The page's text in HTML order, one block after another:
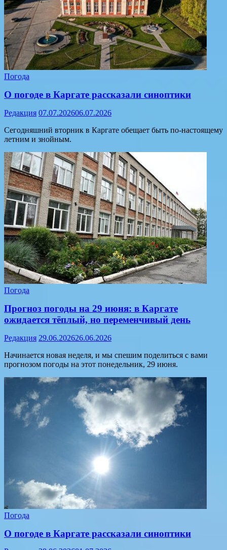
Погода
О погоде в Каргате рассказали синоптики
Редакция 07.07.202606.07.2026
Сегодняшний вторник в Каргате обещает быть по-настоящему
летним и знойным.
Погода
Прогноз погоды на 29 июня: в Каргате
ожидается тёплый, но переменчивый день
Редакция 29.06.202626.06.2026
Начинается новая неделя, и мы спешим поделиться с вами
прогнозом погоды на этот понедельник, 29 июня.
Погода
О погоде в Каргате рассказали синоптики